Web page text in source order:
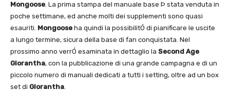
Mongoose. La prima stampa del manuale base Þ stata venduta in
poche settimane, ed anche molti dei supplementi sono quasi
esauriti. Mongoose ha quindi la possibilitÓ di pianificare le uscite
a lungo termine, sicura della base di fan conquistata. Nel
prossimo anno verrÓ esaminata in dettaglio la Second Age
Glorantha, con la pubblicazione di una grande campagna e di un
piccolo numero di manuali dedicati a tutti i setting, oltre ad un box
set di Glorantha.